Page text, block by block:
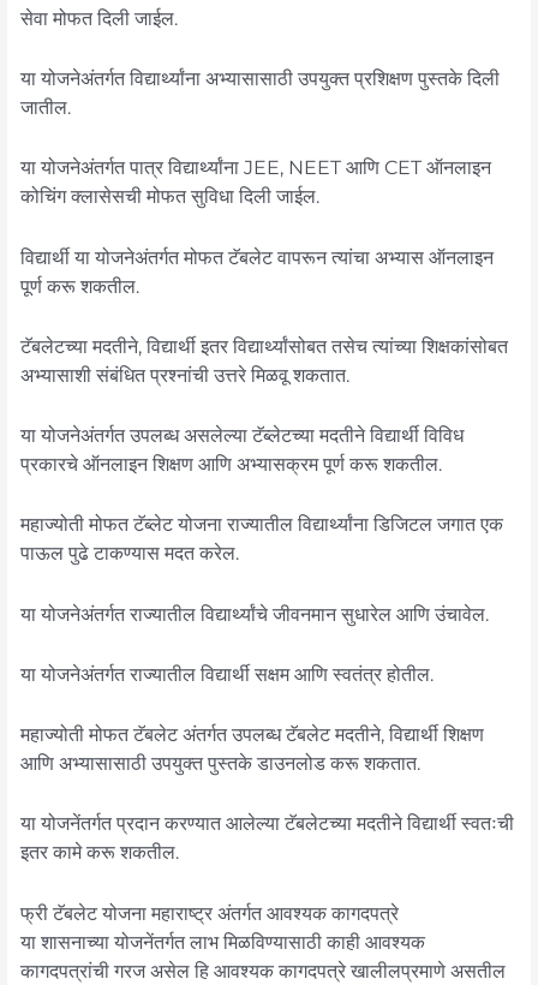
सेवा मोफत दिली जाईल.
या योजनेअंतर्गत विद्यार्थ्यांना अभ्यासासाठी उपयुक्त प्रशिक्षण पुस्तके दिली
जातील.
या योजनेअंतर्गत पात्र विद्यार्थ्यांना JEE, NEET आणि CET ऑनलाइन
कोचिंग क्लासेसची मोफत सुविधा दिली जाईल.
विद्यार्थी या योजनेअंतर्गत मोफत टॅबलेट वापरून त्यांचा अभ्यास ऑनलाइन
पूर्ण करू शकतील.
टॅबलेटच्या मदतीने, विद्यार्थी इतर विद्यार्थ्यांसोबत तसेच त्यांच्या शिक्षकांसोबत
अभ्यासाशी संबंधित प्रश्नांची उत्तरे मिळवू शकतात.
या योजनेअंतर्गत उपलब्ध असलेल्या टॅब्लेटच्या मदतीने विद्यार्थी विविध
प्रकारचे ऑनलाइन शिक्षण आणि अभ्यासक्रम पूर्ण करू शकतील.
महाज्योती मोफत टॅब्लेट योजना राज्यातील विद्यार्थ्यांना डिजिटल जगात एक
पाऊल पुढे टाकण्यास मदत करेल.
या योजनेअंतर्गत राज्यातील विद्यार्थ्यांचे जीवनमान सुधारेल आणि उंचावेल.
या योजनेअंतर्गत राज्यातील विद्यार्थी सक्षम आणि स्वतंत्र होतील.
महाज्योती मोफत टॅबलेट अंतर्गत उपलब्ध टॅबलेट मदतीने, विद्यार्थी शिक्षण
आणि अभ्यासासाठी उपयुक्त पुस्तके डाउनलोड करू शकतात.
या योजनेंतर्गत प्रदान करण्यात आलेल्या टॅबलेटच्या मदतीने विद्यार्थी स्वतःची
इतर कामे करू शकतील.
फ्री टॅबलेट योजना महाराष्ट्र अंतर्गत आवश्यक कागदपत्रे
या शासनाच्या योजनेंतर्गत लाभ मिळविण्यासाठी काही आवश्यक
कागदपत्रांची गरज असेल हि आवश्यक कागदपत्रे खालीलप्रमाणे असतील